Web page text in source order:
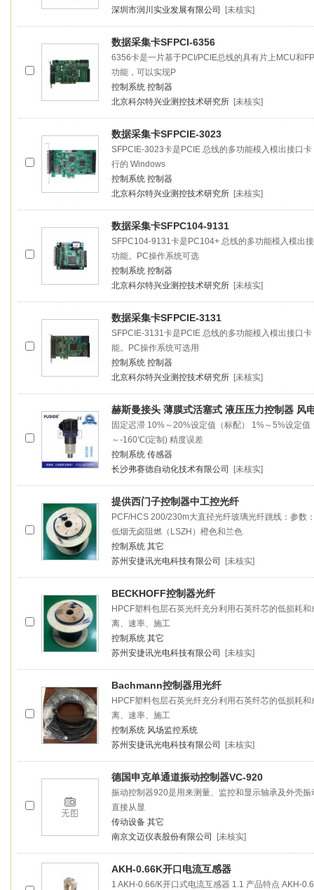
深圳市润川实业发展有限公司
[未核实]
数据采集卡SFPCI-6356
6356卡是一片基于PCI/PCIE总线的具有片上MCU和
功能，可以实现P
控制系统 控制器
北京科尔特兴业测控技术研究所 [未核实]
数据采集卡SFPCIE-3023
SFPCIE-3023卡是PCIE 总线的多功能模入模出接口
行的 Windows
控制系统 控制器
北京科尔特兴业测控技术研究所 [未核实]
数据采集卡SFPC104-9131
SFPC104-9131卡是PC104+ 总线的多功能模入模出
功能。PC操作系统可选
控制系统 控制器
北京科尔特兴业测控技术研究所 [未核实]
数据采集卡SFPCIE-3131
SFPCIE-3131卡是PCIE 总线的多功能模入模出接口
能。PC操作系统可选用
控制系统 控制器
北京科尔特兴业测控技术研究所 [未核实]
赫斯曼接头 薄膜式活塞式 液压压力控制器 风
固定迟滞 10%～20%设定值（标配） 1%～5%设定
～-160℃(定制) 精度误差
控制系统 传感器
长沙弗赛德自动化技术有限公司
[未核实]
提供西门子控制器中工控光纤
PCF/HCS 200/230m大直径光纤玻璃光纤跳线：参
低烟无卤阻燃（LSZH）橙色和兰色
控制系统 其它
苏州安捷讯光电科技有限公司
[未核实]
BECKHOFF控制器光纤
HPCF塑料包层石英光纤充分利用石英纤芯的低损耗
离、速率、施工
控制系统 其它
苏州安捷讯光电科技有限公司
[未核实]
Bachmann控制器用光纤
HPCF塑料包层石英光纤充分利用石英纤芯的低损耗
离、速率、施工
控制系统 风场监控系统
苏州安捷讯光电科技有限公司
[未核实]
德国申克单通道振动控制器VC-920
振动控制器920是用来测量、监控和显示轴承及外壳
直接从显
传动设备 其它
南京文迈仪表股份有限公司
[未核实]
AKH-0.66K开口电流互感器
1 AKH-0.66/K开口式电流互感器 1.1 产品特点 AKH-